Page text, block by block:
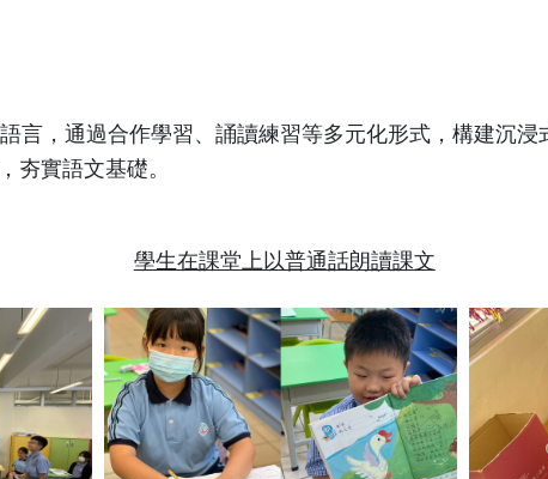
言，通過合作學習、誦讀練習等多元化形式，構建沉浸
夯實語文基礎。
學生在課堂上以普通話朗讀課文